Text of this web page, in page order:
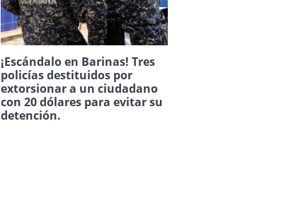
¡Escándalo en Barinas! Tres
policías destituidos por
extorsionar a un ciudadano
con 20 dólares para evitar su
detención.